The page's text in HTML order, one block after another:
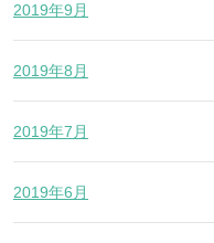
2019年9月
2019年8月
2019年7月
2019年6月